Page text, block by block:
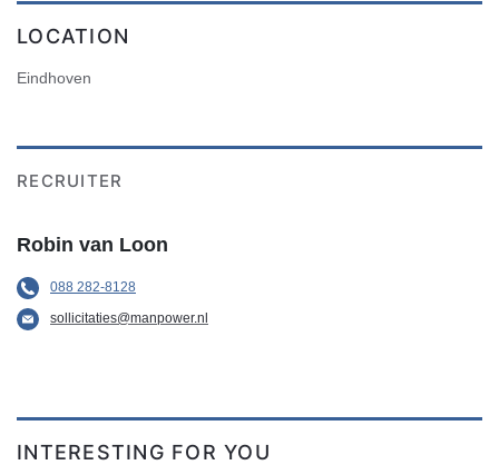
LOCATION
Eindhoven
RECRUITER
Robin van Loon
088 282-8128
sollicitaties@manpower.nl
INTERESTING FOR YOU